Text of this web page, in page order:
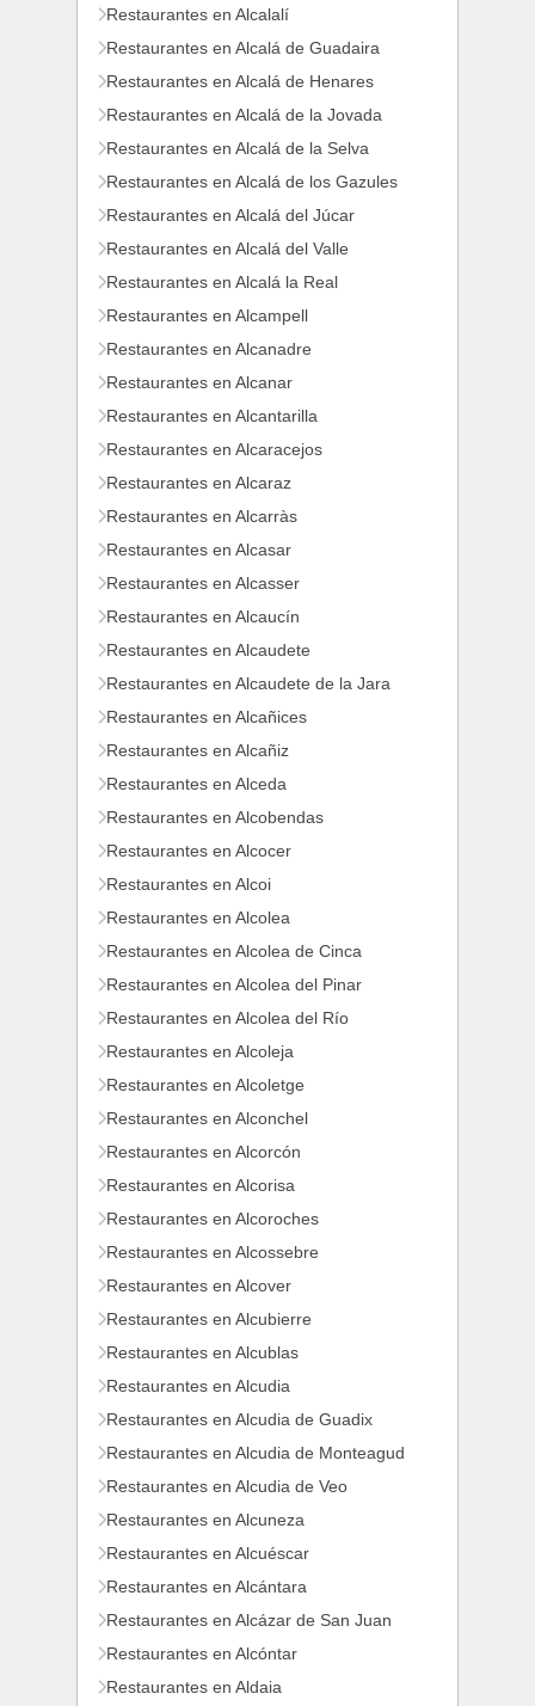
Restaurantes en Alcalalí
Restaurantes en Alcalá de Guadaira
Restaurantes en Alcalá de Henares
Restaurantes en Alcalá de la Jovada
Restaurantes en Alcalá de la Selva
Restaurantes en Alcalá de los Gazules
Restaurantes en Alcalá del Júcar
Restaurantes en Alcalá del Valle
Restaurantes en Alcalá la Real
Restaurantes en Alcampell
Restaurantes en Alcanadre
Restaurantes en Alcanar
Restaurantes en Alcantarilla
Restaurantes en Alcaracejos
Restaurantes en Alcaraz
Restaurantes en Alcarràs
Restaurantes en Alcasar
Restaurantes en Alcasser
Restaurantes en Alcaucín
Restaurantes en Alcaudete
Restaurantes en Alcaudete de la Jara
Restaurantes en Alcañices
Restaurantes en Alcañiz
Restaurantes en Alceda
Restaurantes en Alcobendas
Restaurantes en Alcocer
Restaurantes en Alcoi
Restaurantes en Alcolea
Restaurantes en Alcolea de Cinca
Restaurantes en Alcolea del Pinar
Restaurantes en Alcolea del Río
Restaurantes en Alcoleja
Restaurantes en Alcoletge
Restaurantes en Alconchel
Restaurantes en Alcorcón
Restaurantes en Alcorisa
Restaurantes en Alcoroches
Restaurantes en Alcossebre
Restaurantes en Alcover
Restaurantes en Alcubierre
Restaurantes en Alcublas
Restaurantes en Alcudia
Restaurantes en Alcudia de Guadix
Restaurantes en Alcudia de Monteagud
Restaurantes en Alcudia de Veo
Restaurantes en Alcuneza
Restaurantes en Alcuéscar
Restaurantes en Alcántara
Restaurantes en Alcázar de San Juan
Restaurantes en Alcóntar
Restaurantes en Aldaia